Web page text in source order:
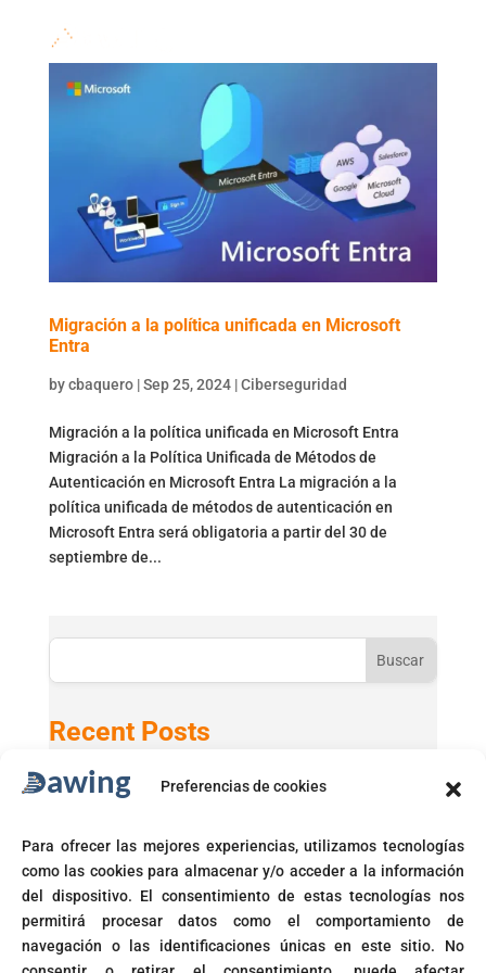
Preferencias de cookies
Para ofrecer las mejores experiencias, utilizamos tecnologías
como las cookies para almacenar y/o acceder a la información
del dispositivo. El consentimiento de estas tecnologías nos
permitirá procesar datos como el comportamiento de
navegación o las identificaciones únicas en este sitio. No
Migración a la política unificada en Microsoft
Entra
bycbaquero|Sep 25, 2024|Ciberseguridad
Migración a la política unificada en Microsoft Entra
Migración a la Política Unificada de Métodos de
Autenticación en Microsoft Entra La migración a la
política unificada de métodos de autenticación en
Microsoft Entra será obligatoria a partir del 30 de
septiembre de...
Buscar
Recent Posts
Active Directory 2025 con Windows 11 24H2
Microsoft activará automáticamente políticas de acceso
condicional
Fin del soporte para Windows 10
Corte prohíbe Zero Rating en Colombia